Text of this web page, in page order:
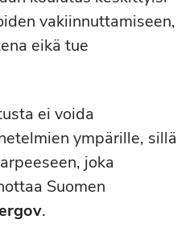
vakiinnuttamiseen,
eikä tue
ei voida
ympärille, sillä
joka
Suomen
.